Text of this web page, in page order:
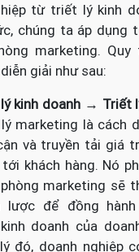
từ triết lý kinh
chúng ta áp dụng
marketing. Quy
giải như sau:
kinh doanh → Triết
marketing là cách
và truyền tải giá
khách hàng. Nó
marketing sẽ
lược để đồng
doanh của
đó, doanh nghiệp